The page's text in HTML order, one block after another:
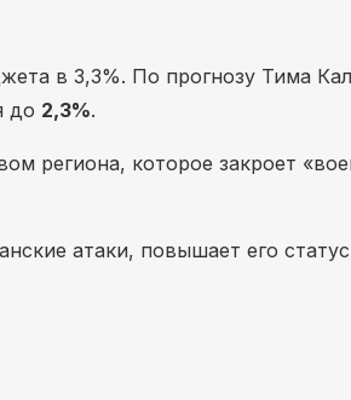
в 3,3%. По прогнозу Тима
до 2,3%.
региона, которое закроет
атаки, повышает его